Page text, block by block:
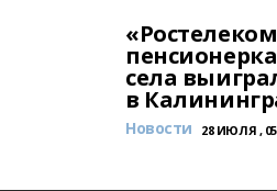
села
в
Новости 28 ИЮЛЯ ,